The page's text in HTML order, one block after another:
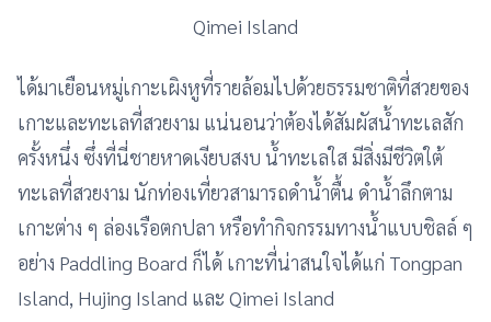
Qimei Island
ได้มาเยือนหมู่เกาะเผิงหูที่รายล้อมไปด้วยธรรมชาติที่สวยของ
เกาะและทะเลที่สวยงาม แน่นอนว่าต้องได้สัมผัสน้ำทะเลสัก
ครั้งหนึ่ง ซึ่งที่นี่ชายหาดเงียบสงบ น้ำทะเลใส มีสิ่งมีชีวิตใต้
ทะเลที่สวยงาม นักท่องเที่ยวสามารถดำน้ำตื้น ดำน้ำลึกตาม
เกาะต่าง ๆ ล่องเรือตกปลา หรือทำกิจกรรมทางน้ำแบบชิลล์ ๆ
อย่าง Paddling Board ก็ได้ เกาะที่น่าสนใจได้แก่ Tongpan
Island, Hujing Island และ Qimei Island